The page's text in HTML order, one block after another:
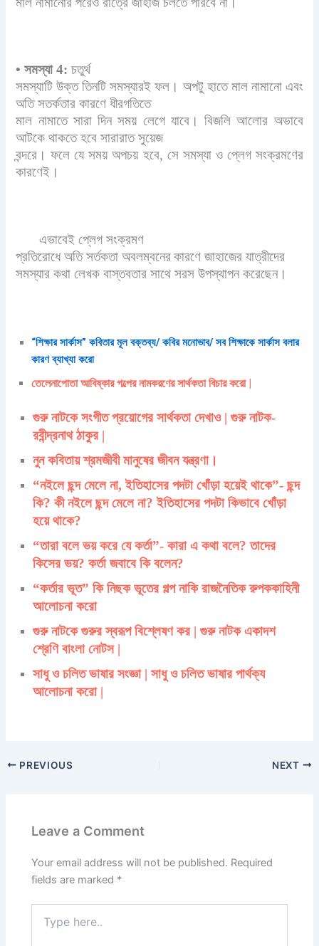
• সমস্যা 4: চতুর্থ
সমস্যাটি উক্ত তিনটি সমস্যারই ফল। অপটু হাতে মাল নামানো এবং
অতি সতর্কতার কারণে ধীরগতিতে
মাল নামাতে সারা দিন সময় লেগে যাবে। বিজলি আলোর অভাবে
আটকে থাকতে হবে সারারাত সুয়েজ
বন্দরে। ফলে যে সময় অপচয় হবে, সে সমস্যা ও প্লেগ সংক্রমণের
কারণেই।
এভাবেই প্লেগ সংক্রমণ
প্রতিরোধে অতি সর্তকতা অবলম্বনের কারণে জাহাজের যাত্রীদের
সমস্যার কথা লেখক বাস্তবতার সাথে সরস উপস্থাপন করেছেন।
“শিক্ষার সার্কাস” কবিতার মূল বক্তব্য/ কবির মনোভাব/ সব শিক্ষাকে সার্কাস বলার
কারণ ব্যাখ্যা করো
তেলেনাপোতা আবিষ্কার গল্পের নামকরণের সার্থকতা বিচার করো |
গুরু নাটকে সংগীত প্রয়োগের সার্থকতা দেখাও | গুরু নাটক-
রবীন্দ্রনাথ ঠাকুর |
নুন কবিতায় শ্রমজীবী মানুষের জীবন যন্ত্রণা।
“নইলে ছন্দ মেলে না, ইতিহাসের পদটা খোঁড়া হয়েই থাকে”- ছন্দ
কি? কী নইলে ছন্দ মেলে না? ইতিহাসের পদটা কিভাবে খোঁড়া
হয়ে থাকে?
“তারা বলে ভয় করে যে কর্তা”- কারা এ কথা বলে? তাদের
কিসের ভয়? কর্তা জবাবে কি বলেন?
“কর্তার ভূত” কি নিছক ভূতের গল্প নাকি রাজনৈতিক রুপককাহিনী
আলোচনা করো
গুরু নাটকে গুরুর স্বরূপ বিশ্লেষণ কর | গুরু নাটক একাদশ
শ্রেণি বাংলা নোটস |
সাধু ও চলিত ভাষার সংজ্ঞা | সাধু ও চলিত ভাষার পার্থক্য
আলোচনা করো |
PREVIOUS NEXT
Leave a Comment
Your email address will not be published. Required
fields are marked *
here..